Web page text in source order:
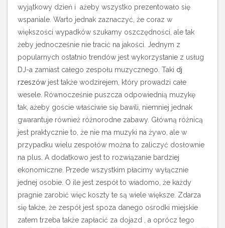
wyjątkowy dzień i ażeby wszystko prezentowało się
wspaniale. Warto jednak zaznaczyć, że coraz w
większości wypadków szukamy oszczędności, ale tak
żeby jednocześnie nie tracić na jakości. Jednym z
popularnych ostatnio trendów jest wykorzystanie z usług
DJ-a zamiast całego zespołu muzycznego. Taki dj
rzeszów jest także wodzirejem, który prowadzi całe
wesele. Równocześnie puszcza odpowiednią muzykę
tak, ażeby goście właściwie się bawili, niemniej jednak
gwarantuje również różnorodne zabawy. Główną różnicą
jest praktycznie to, że nie ma muzyki na żywo, ale w
przypadku wielu zespołów można to zaliczyć dosłownie
na plus. A dodatkowo jest to rozwiązanie bardziej
ekonomiczne. Przede wszystkim płacimy wyłącznie
jednej osobie. O ile jest zespół to wiadomo, że każdy
pragnie zarobić więc koszty te są wiele większe. Zdarza
się także, że zespół jest spoza danego ośrodki miejskie
zatem trzeba także zapłacić za dojazd , a oprócz tego